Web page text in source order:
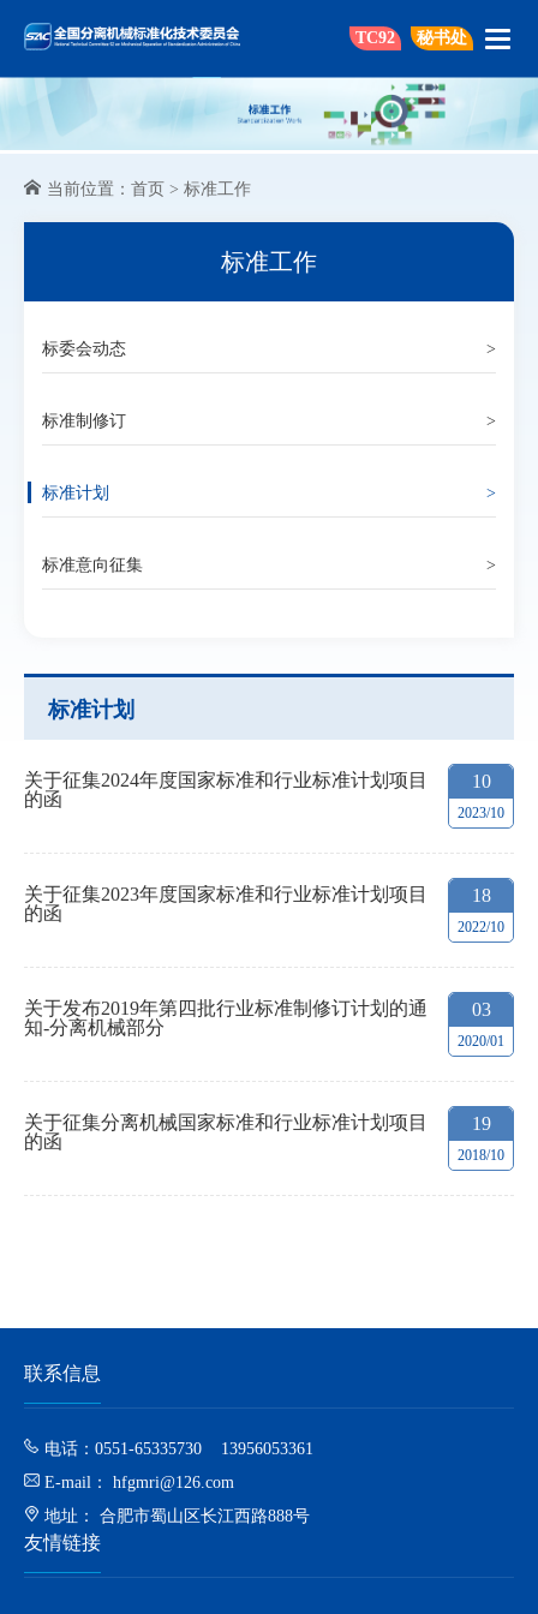
TC92 秘书处
当前位置： 首页 > 标准工作
标准工作
标委会动态 >
标准制修订 >
标准计划 >
标准意向征集 >
标准计划
关于征集2024年度国家标准和行业标准计划项目
的函
10
2023/10
关于征集2023年度国家标准和行业标准计划项目
的函
18
2022/10
关于发布2019年第四批行业标准制修订计划的通
知-分离机械部分
03
2020/01
关于征集分离机械国家标准和行业标准计划项目
的函
19
2018/10
联系信息
电话：0551-65335730 13956053361
E-mail： hfgmri@126.com
地址： 合肥市蜀山区长江西路888号
友情链接